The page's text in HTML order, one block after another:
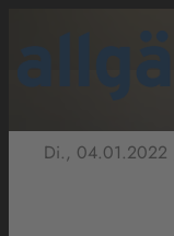
Di., 04.01.2022